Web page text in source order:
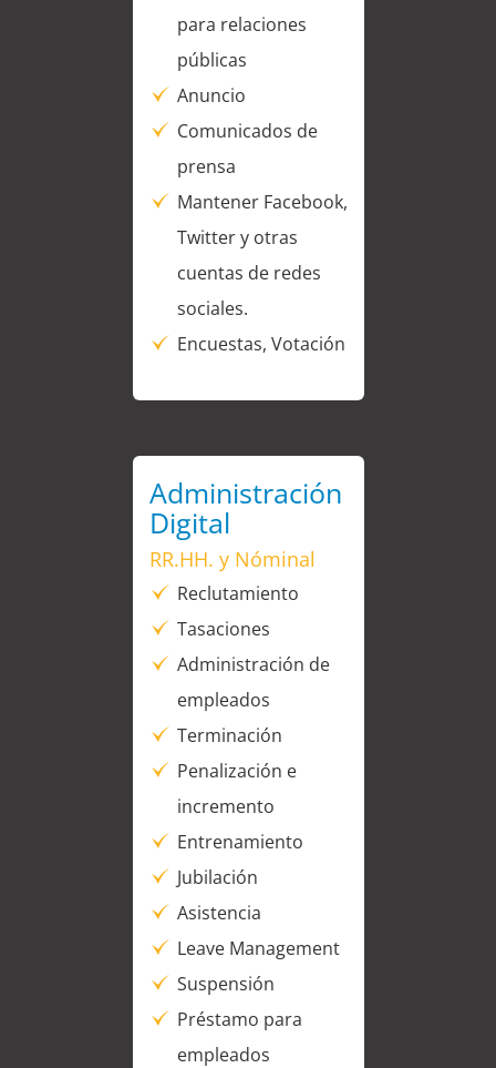
para relaciones
públicas
Anuncio
Comunicados de
prensa
Mantener Facebook,
Twitter y otras
cuentas de redes
sociales.
Encuestas, Votación
Administración
Digital
RR.HH. y Nóminal
Reclutamiento
Tasaciones
Administración de
empleados
Terminación
Penalización e
incremento
Entrenamiento
Jubilación
Asistencia
Leave Management
Suspensión
Préstamo para
empleados